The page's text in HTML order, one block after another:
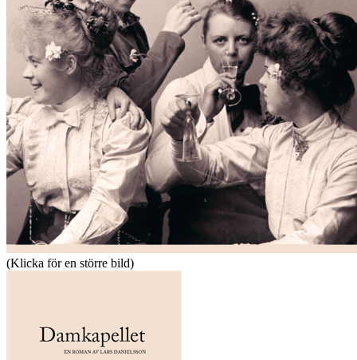
(Klicka för en större bild)